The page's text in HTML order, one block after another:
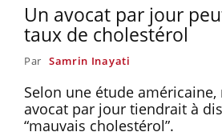
Un avocat par jour
taux de cholestérol
Par Samrin Inayati
Selon une étude américaine,
avocat par jour tiendrait à
“mauvais cholestérol”.